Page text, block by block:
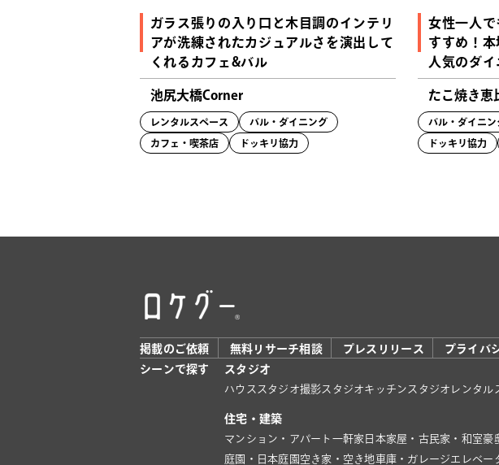
ガラス張りの入り口と木目調のインテリ
アが洗練されたカジュアルさを演出して
くれるカフェ&バル
池尻大橋Corner
レンタルスペース バル・ダイニング
カフェ・喫茶店 ドッキリ協力
女性一人
すすめ！
人気のダ
たこ焼き恵
バル・ダイニン
ドッキリ協力
掲載のご依頼 無料リサーチ相談 プレスリリース プライバ
シーンで探す
スタジオ
ハウススタジオ撮影スタジオキッチンスタジオ レンタル
住宅・建築
マンション・アパート 一軒家 日本家屋・古民家・和室豪
庭園・日本庭園 空き家・空き地 車庫・ガレージ エレベー